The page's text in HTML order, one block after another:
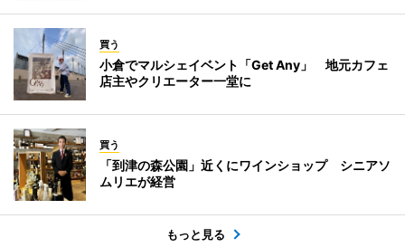
買う
小倉でマルシェイベント「Get Any」 地元カフェ
店主やクリエーター一堂に
買う
「到津の森公園」近くにワインショップ シニアソ
ムリエが経営
もっと見る